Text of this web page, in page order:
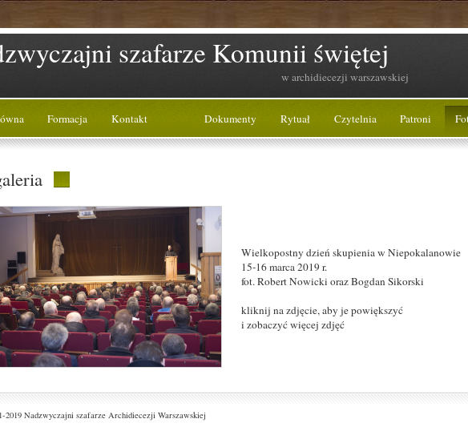
szafarze Komunii świętej
w archidiecezji warszawskiej
Formacja Kontakt Dokumenty Rytuał Czytelnia Patroni
Wielkopostny dzień skupienia w Niepokalanowie
15-16 marca 2019 r.
fot. Robert Nowicki oraz Bogdan Sikorski
kliknij na zdjęcie, aby je powiększyć
i zobaczyć więcej zdjęć
2019 Nadzwyczajni szafarze Archidiecezji Warszawskiej